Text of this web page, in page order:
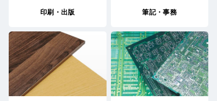
印刷・出版 筆記・事務